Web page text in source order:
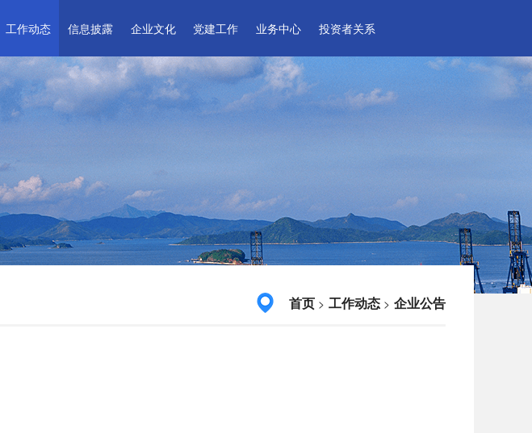
工作动态 信息披露 企业文化 党建工作 业务中心 投资者关系
首页 > 工作动态 > 企业公告